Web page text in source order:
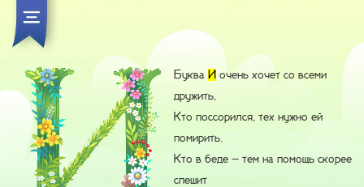
Буква И очень хочет со всеми
дружить,
Кто поссорился, тех нужно ей
помирить.
Кто в беде – тем на помощь скорее
спешит